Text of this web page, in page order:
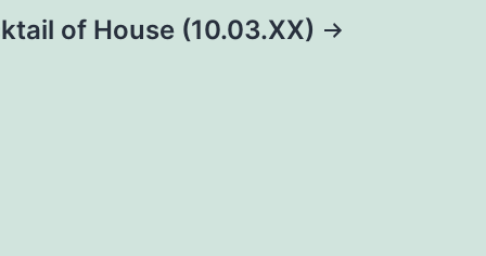
of House (10.03.XX)